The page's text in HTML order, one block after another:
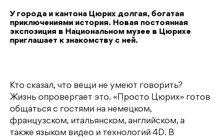
У города и кантона Цюрих долгая, богатая
приключениями история. Новая постоянная
экспозиция в Национальном музее в Цюрихе
приглашает к знакомству с ней.
Кто сказал, что вещи не умеют говорить?
Жизнь опровергает это. «Просто Цюрих» готов
общаться с гостями на немецком,
французском, итальянском, английском, а
также языком видео и технологий 4D. В